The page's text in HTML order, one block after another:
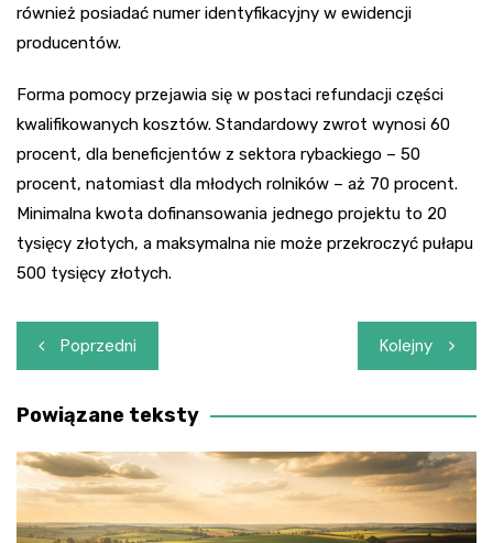
również posiadać numer identyfikacyjny w ewidencji
producentów.
Forma pomocy przejawia się w postaci refundacji części
kwalifikowanych kosztów. Standardowy zwrot wynosi 60
procent, dla beneficjentów z sektora rybackiego – 50
procent, natomiast dla młodych rolników – aż 70 procent.
Minimalna kwota dofinansowania jednego projektu to 20
tysięcy złotych, a maksymalna nie może przekroczyć pułapu
500 tysięcy złotych.
Nawigacja
wpisu
Poprzedni Kolejny
Powiązane teksty